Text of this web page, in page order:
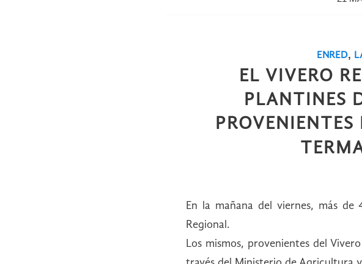
ENRED,
EL VIVERO
PLANTINES
En la mañana del viernes, más
Regional.
Los mismos, provenientes del